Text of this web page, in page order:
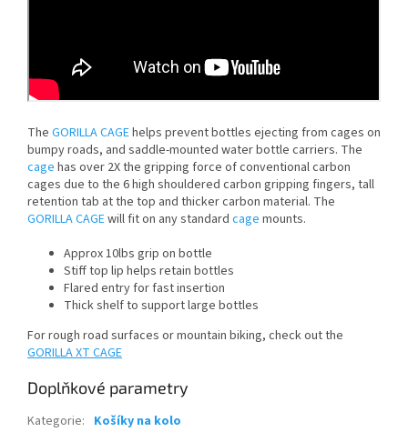
The GORILLACAGEhelps prevent bottles ejecting from cages on
bumpy roads, and saddle-mounted water bottle carriers. The
cage has over 2X the gripping force of conventional carbon
cages due to the 6 high shouldered carbon gripping fingers, tall
retention tab at the top and thicker carbon material. The
GORILLACAGEwill fit on any standard cage mounts.
Approx 10lbs grip on bottle
Stiff top lip helps retain bottles
Flared entry for fast insertion
Thick shelf to support large bottles
For rough road surfaces or mountain biking, check out the
GORILLAXT CAGE
Doplňkové parametry
Kategorie: Košíky na kolo
Powered by chaterimo